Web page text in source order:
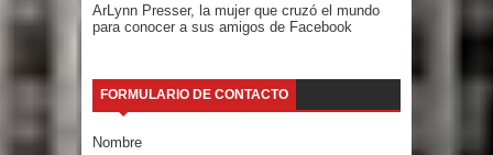
ArLynn Presser, la mujer que cruzó el mundo
para conocer a sus amigos de Facebook
FORMULARIO DE CONTACTO
Nombre